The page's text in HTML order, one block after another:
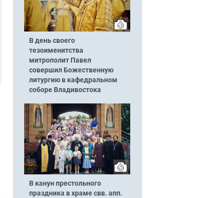
В день своего
тезоименитства
митрополит Павел
совершил Божественную
литургию в кафедральном
соборе Владивостока
В канун престольного
праздника в храме свв. апп.